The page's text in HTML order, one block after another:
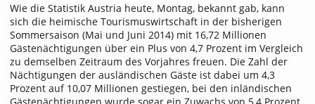
Wie die Statistik Austria heute, Montag, bekannt gab, kann
sich die heimische Tourismuswirtschaft in der bisherigen
Sommersaison (Mai und Juni 2014) mit 16,72 Millionen
Gästenächtigungen über ein Plus von 4,7 Prozent im Vergleich
zu demselben Zeitraum des Vorjahres freuen. Die Zahl der
Nächtigungen der ausländischen Gäste ist dabei um 4,3
Prozent auf 10,07 Millionen gestiegen, bei den inländischen
Gästenächtigungen wurde sogar ein Zuwachs von 5,4 Prozent